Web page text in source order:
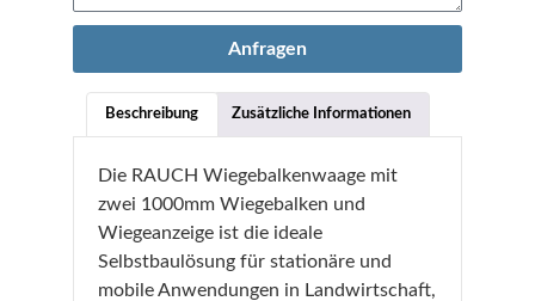
Beschreibung Zusätzliche Informationen
Die RAUCH Wiegebalkenwaage mit
zwei 1000mm Wiegebalken und
Wiegeanzeige ist die ideale
Selbstbaulösung für stationäre und
mobile Anwendungen in Landwirtschaft,
Anfragen